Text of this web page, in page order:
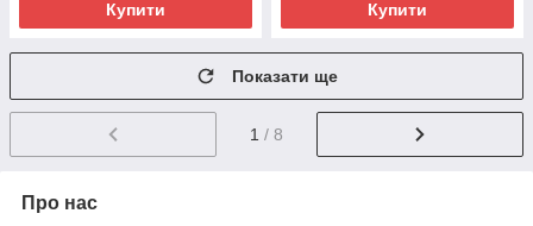
Купити Купити
Показати ще
1 / 8
Про нас